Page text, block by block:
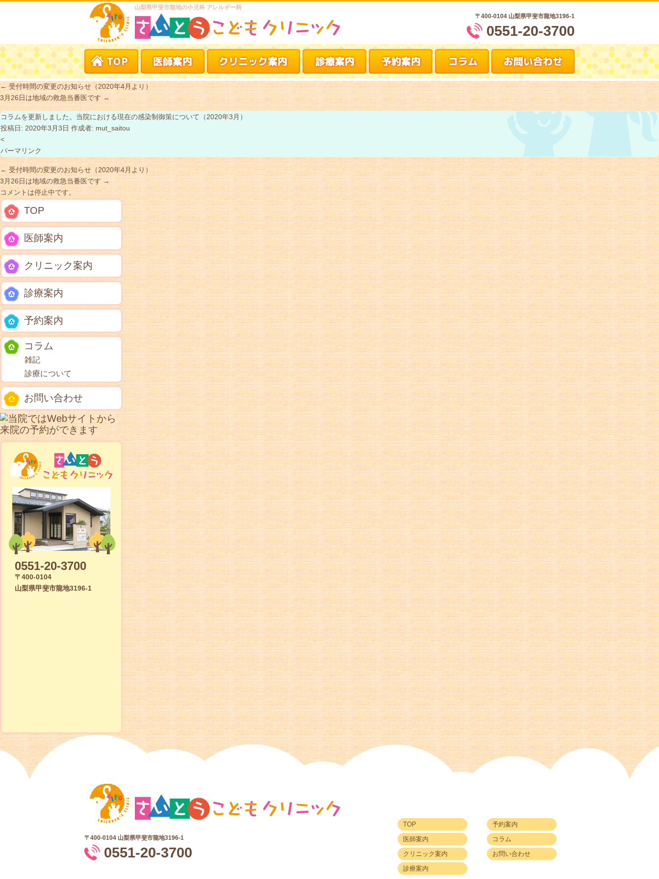
山梨県甲斐市龍地の小児科 アレルギー科
〒400-0104 山梨県甲斐市龍地3196-1
0551-20-3700
←受付時間の変更のお知らせ（2020年4月より）
3月26日は地域の救急当番医です→
コラムを更新しました。当院における現在の感染制御策について（2020年3月）
投稿日: 2020年3月3日 作成者: mut_saitou
<
パーマリンク
←受付時間の変更のお知らせ（2020年4月より）
3月26日は地域の救急当番医です→
コメントは停止中です。
TOP
医師案内
クリニック案内
診療案内
予約案内
コラム
雑記
診療について
お問い合わせ
0551-20-3700
〒400-0104
山梨県甲斐市龍地3196-1
〒400-0104 山梨県甲斐市龍地3196-1
0551-20-3700
TOP
医師案内
クリニック案内
診療案内
予約案内
コラム
お問い合わせ